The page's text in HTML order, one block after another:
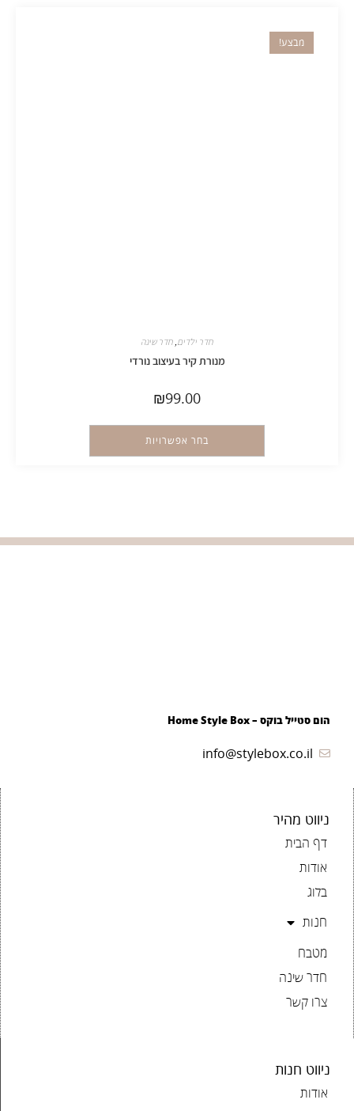
מבצע!
חדר ילדים, חדר שינה
מנורת קיר בעיצוב נורדי
₪99.00
בחר אפשרויות
הום סטייל בוקס – Home Style Box
info@stylebox.co.il
ניווט מהיר
דף הבית
אודות
בלוג
חנות
מטבח
חדר שינה
צרו קשר
ניווט חנות
אודות